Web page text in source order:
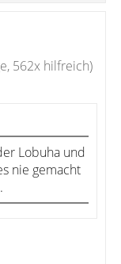
562x hilfreich)
Lobuha und
nie gemacht